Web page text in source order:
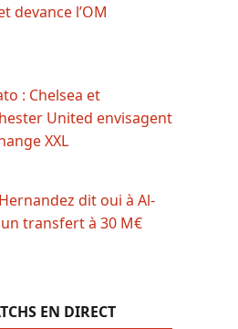
devance l’OM
: Chelsea et
United envisagent
XXL
dit oui à Al-
transfert à 30 M€
EN DIRECT